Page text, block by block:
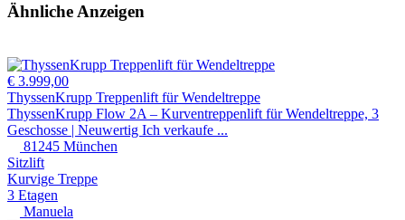
Ähnliche Anzeigen
€ 3.999,00
ThyssenKrupp Treppenlift für Wendeltreppe
ThyssenKrupp Flow 2A – Kurventreppenlift für Wendeltreppe, 3
Geschosse | Neuwertig Ich verkaufe ...
81245 München
Sitzlift
Kurvige Treppe
3 Etagen
Manuela